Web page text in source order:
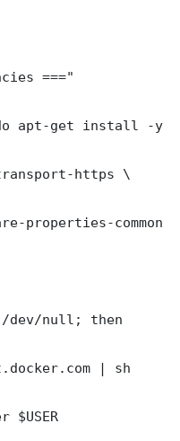
==="
apt-get install -y \
https \
properties-common
/dev/null; then
| sh
$USER